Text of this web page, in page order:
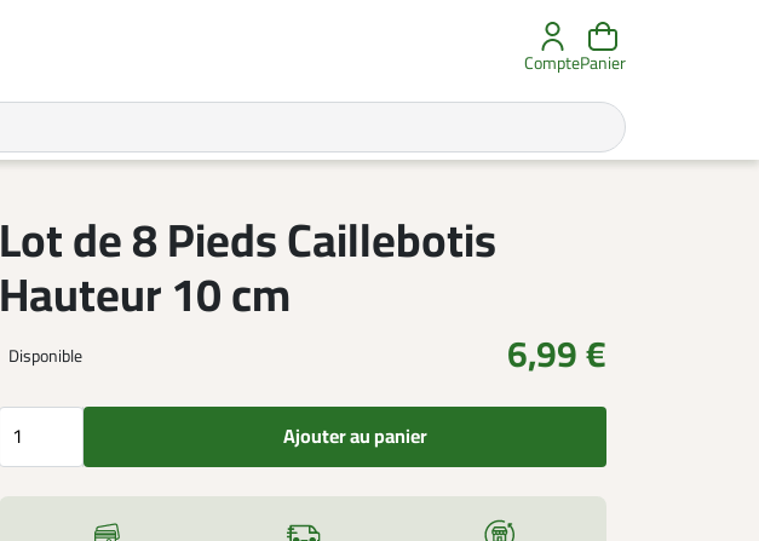
ComptePanier
Lot de 8 Pieds Caillebotis
Hauteur 10 cm
Disponible 6,99 €
Ajouter au panier